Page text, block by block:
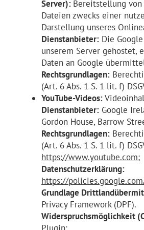
Server): Bereitstellung
Dateien zwecks einer
Darstellung unseres
Dienstanbieter: Die
unserem Server gehostet,
Daten an Google
Rechtsgrundlagen:
(Art. 6 Abs. 1 S. 1 lit. f)
YouTube-Videos:
Dienstanbieter: Google
Gordon House, Barrow
Rechtsgrundlagen:
(Art. 6 Abs. 1 S. 1 lit. f)
https://www.youtube.com;
Datenschutzerklärung:
https://
Grundlage
Privacy Framework (DPF).
Widerspruchsmöglichkeit